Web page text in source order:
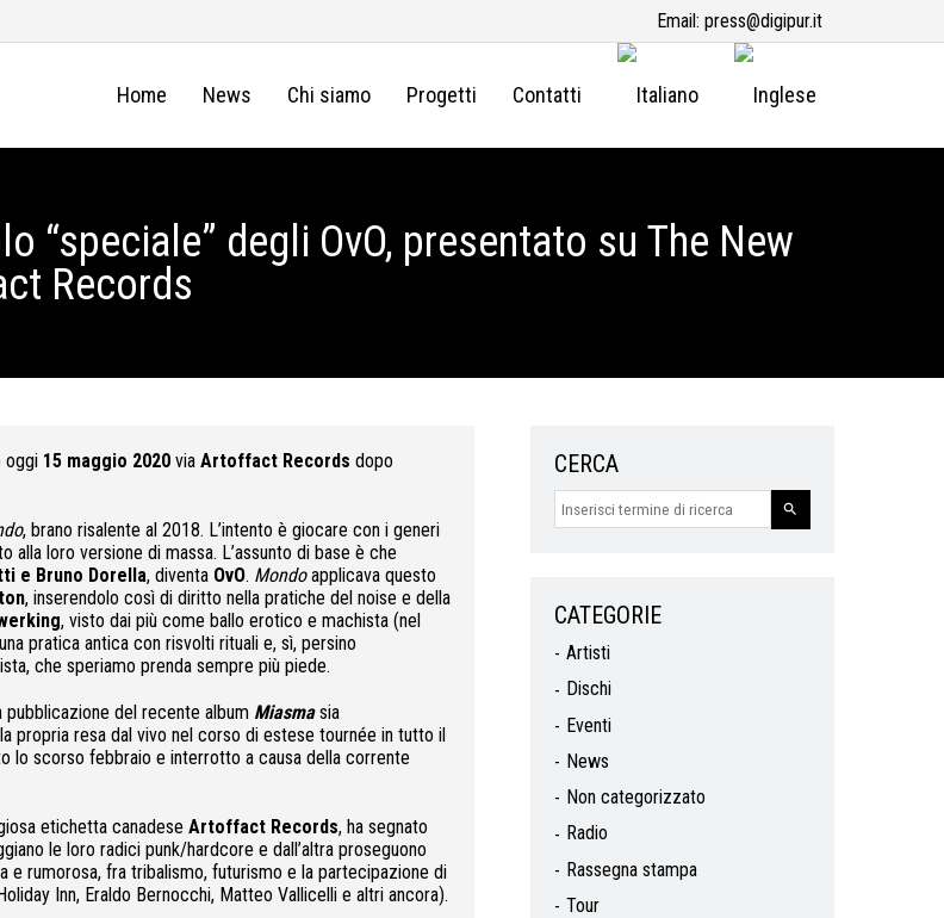
Email: press@digipur.it
Home News Chi siamo Progetti Contatti
“speciale” degli OvO, presentato su The New
Records
oggi 15 maggio 2020 via Artoffact Records dopo
, brano risalente al 2018. L’intento è giocare con i generi
loro versione di massa. L’assunto di base è che
e Bruno Dorella, diventa OvO. Mondoapplicava questo
, inserendolo così di diritto nella pratiche del noise e della
, visto dai più come ballo erotico e machista (nel
pratica antica con risvolti rituali e, sì, persino
che speriamo prenda sempre più piede.
pubblicazione del recente album Miasmasia
propria resa dal vivo nel corso di estese tournée in tutto il
lo scorso febbraio e interrotto a causa della corrente
etichetta canadese Artoffact Records, ha segnato
le loro radici punk/hardcore e dall’altra proseguono
e rumorosa, fra tribalismo, futurismo e la partecipazione di
Inn, Eraldo Bernocchi, Matteo Vallicelli e altri ancora).
CERCA
CATEGORIE
Artisti
Dischi
Eventi
News
Non categorizzato
Radio
Rassegna stampa
Tour